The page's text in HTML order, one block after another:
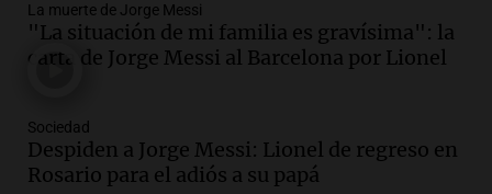
Audio.Tragedia en Mendoza: un muerto
y cinco heridos tras caer dos autos desde
un puente
Episodios
Audio.Messi llegará esta noche a
Rosario para acompañar a su familia
La muerte de Jorge Messi
"La situación de mi familia es gravísima": la
carta de Jorge Messi al Barcelona por Lionel
Sociedad
Despiden a Jorge Messi: Lionel de regreso en
Rosario para el adiós a su papá